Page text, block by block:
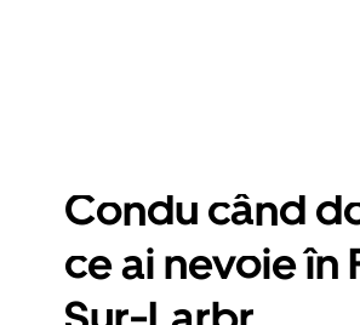
Condu când
ce ai nevoie în